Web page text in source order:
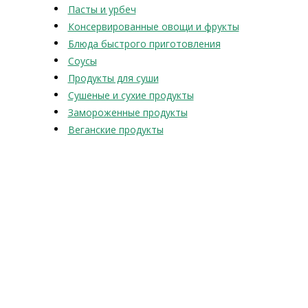
Пасты и урбеч
Консервированные овощи и фрукты
Блюда быстрого приготовления
Соусы
Продукты для суши
Сушеные и сухие продукты
Замороженные продукты
Веганские продукты